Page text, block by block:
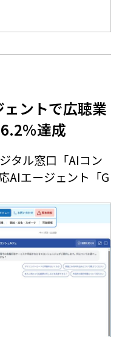
ントで広聴業
％達成
タル窓口「AIコン
AIエージェント「G